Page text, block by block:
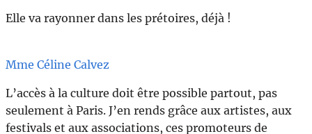
Elle va rayonner dans les prétoires, déjà !
Mme Céline Calvez
L’accès à la culture doit être possible partout, pas
seulement à Paris. J’en rends grâce aux artistes, aux
festivals et aux associations, ces promoteurs de